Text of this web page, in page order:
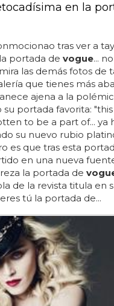
en la
tras ver a
portada de vogue...
las demás fotos de
que tienes más
ajena a la
su portada favorita:
to be a part of... ya
su nuevo rubio
es que tras esta
en una nueva
la portada de
de la revista titula en
tú la portada de...